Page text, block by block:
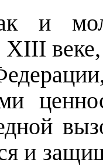
и
и